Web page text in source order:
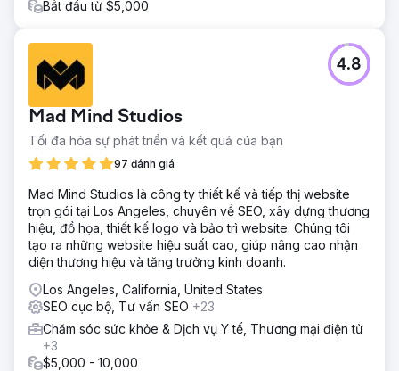
Bắt đầu từ $5,000
Mad Mind Studios
Tối đa hóa sự phát triển và kết quả của bạn
97 đánh giá
4.8
Mad Mind Studios là công ty thiết kế và tiếp thị website
trọn gói tại Los Angeles, chuyên về SEO, xây dựng thương
hiệu, đồ họa, thiết kế logo và bảo trì website. Chúng tôi
tạo ra những website hiệu suất cao, giúp nâng cao nhận
diện thương hiệu và tăng trưởng kinh doanh.
Los Angeles, California, United States
SEO cục bộ, Tư vấn SEO +23
Chăm sóc sức khỏe & Dịch vụ Y tế, Thương mại điện tử
+3
$5,000 - 10,000